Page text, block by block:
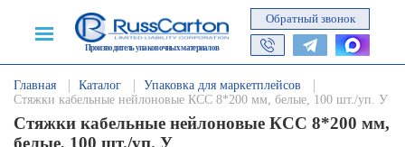
Производитель упаковочных материалов
Обратный звонок
Главная Каталог
Упаковка для маркетплейсов
Стяжки кабельные нейлоновые КСС 8*200 мм, белые, 100 шт./уп. У
Стяжки кабельные нейлоновые КСС 8*200 мм,
белые, 100 шт./уп. У